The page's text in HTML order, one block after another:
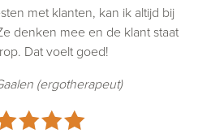
met klanten, kan ik altijd bij
denken mee en de klant staat
Dat voelt goed!
(ergotherapeut)